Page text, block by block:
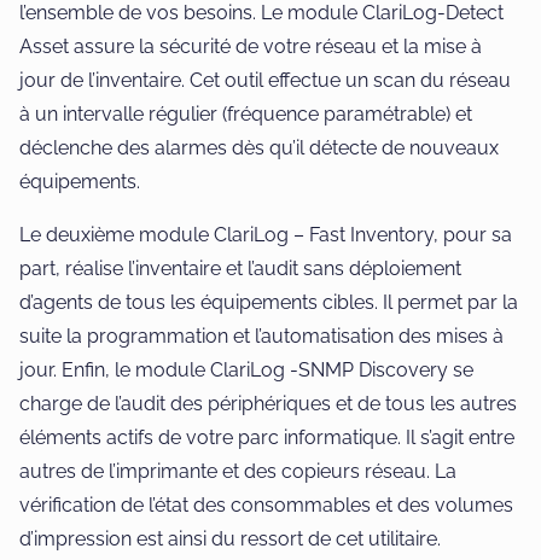
l’ensemble de vos besoins. Le module ClariLog-Detect
Asset assure la sécurité de votre réseau et la mise à
jour de l’inventaire. Cet outil effectue un scan du réseau
à un intervalle régulier (fréquence paramétrable) et
déclenche des alarmes dès qu’il détecte de nouveaux
équipements.
Le deuxième module ClariLog – Fast Inventory, pour sa
part, réalise l’inventaire et l’audit sans déploiement
d’agents de tous les équipements cibles. Il permet par la
suite la programmation et l’automatisation des mises à
jour. Enfin, le module ClariLog -SNMP Discovery se
charge de l’audit des périphériques et de tous les autres
éléments actifs de votre parc informatique. Il s’agit entre
autres de l’imprimante et des copieurs réseau. La
vérification de l’état des consommables et des volumes
d’impression est ainsi du ressort de cet utilitaire.